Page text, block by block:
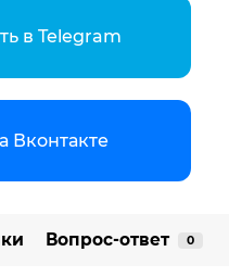
в Telegram
Вконтакте
Вопрос-ответ 0